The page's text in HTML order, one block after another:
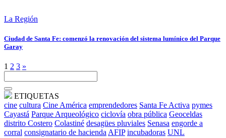
La Región
Ciudad de Santa Fe: comenzó la renovación del sistema lumínico del Parque
Garay
1 2 3 »
ETIQUETAS
cine cultura Cine América emprendedores Santa Fe Activa pymes
Cayastá Parque Arqueológico ciclovía obra pública Geoceldas
distrito Costero Colastiné desagües pluviales Senasa engorde a
corral consignatario de hacienda AFIP incubadoras UNL